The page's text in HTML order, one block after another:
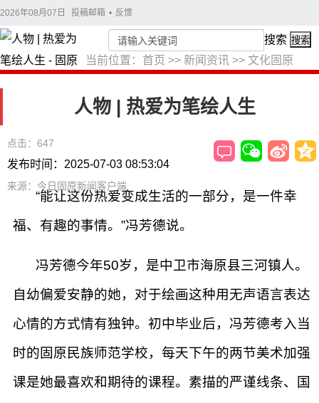
2026年08月07日 投稿邮箱 • 反馈
当前位置： 首页 >> 新闻资讯 >> 文化固原
搜索 搜索
人物 | 热爱为笔绘人生
点击：647
发布时间：2025-07-03 08:53:04
来源：今日固原新闻客户端
“能让这份热爱变成生活的一部分，是一件幸
福、有趣的事情。”冯芳德说。
冯芳德今年50岁，是中卫市海原县三河镇人。
自幼偏爱安静的她，对于绘画这种用无声语言表达
心情的方式情有独钟。初中毕业后，冯芳德考入当
时的固原民族师范学校，每天下午的两节美术加强
课是她最喜欢和期待的课程。素描的严谨线条、国